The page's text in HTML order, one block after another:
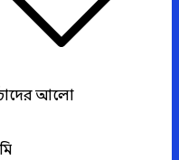
আলো